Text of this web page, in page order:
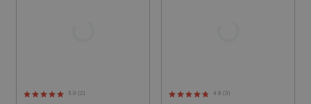
5.0 (2) 4.8 (3)